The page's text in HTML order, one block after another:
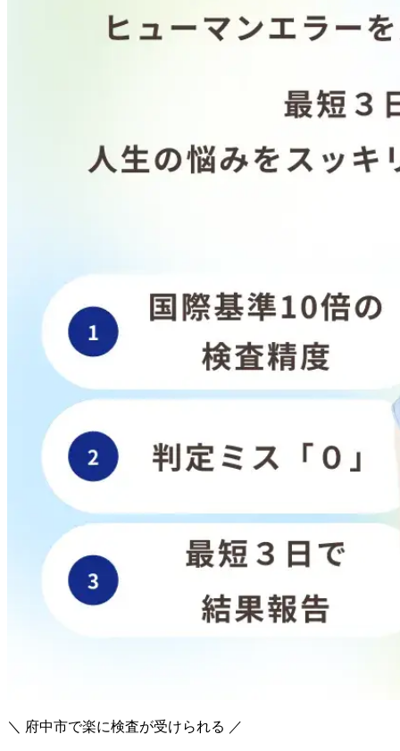
＼ 府中市で楽に検査が受けられる ／